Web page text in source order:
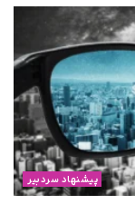
پیشنهاد سردبیر